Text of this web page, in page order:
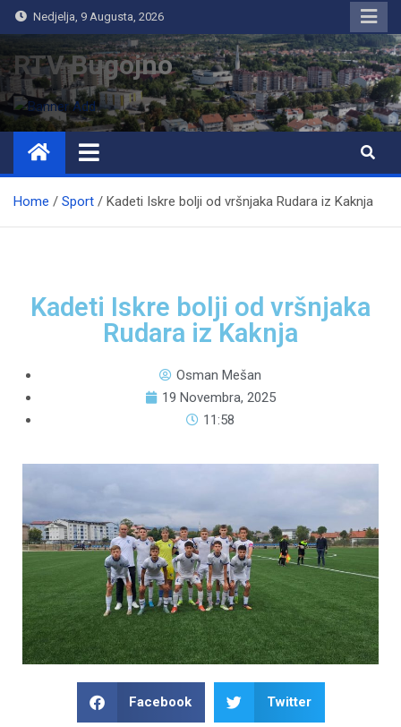
Nedjelja, 9 Augusta, 2026
RTV Bugojno
Home Sport Kadeti Iskre bolji od vršnjaka Rudara iz Kaknja
Kadeti Iskre bolji od vršnjaka
Rudara iz Kaknja
Osman Mešan
19 Novembra, 2025
11:58
Facebook Twitter